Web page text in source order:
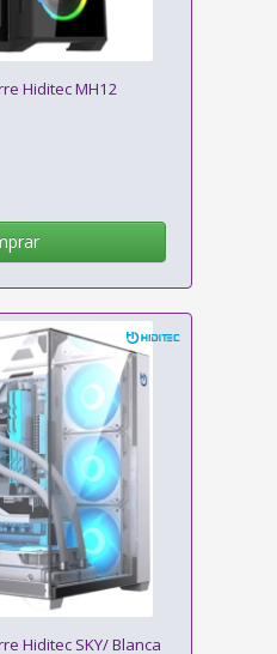
Hiditec MH12
Hiditec SKY/ Blanca